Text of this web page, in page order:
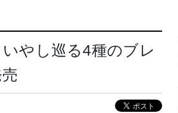
やし巡る4種のブレ